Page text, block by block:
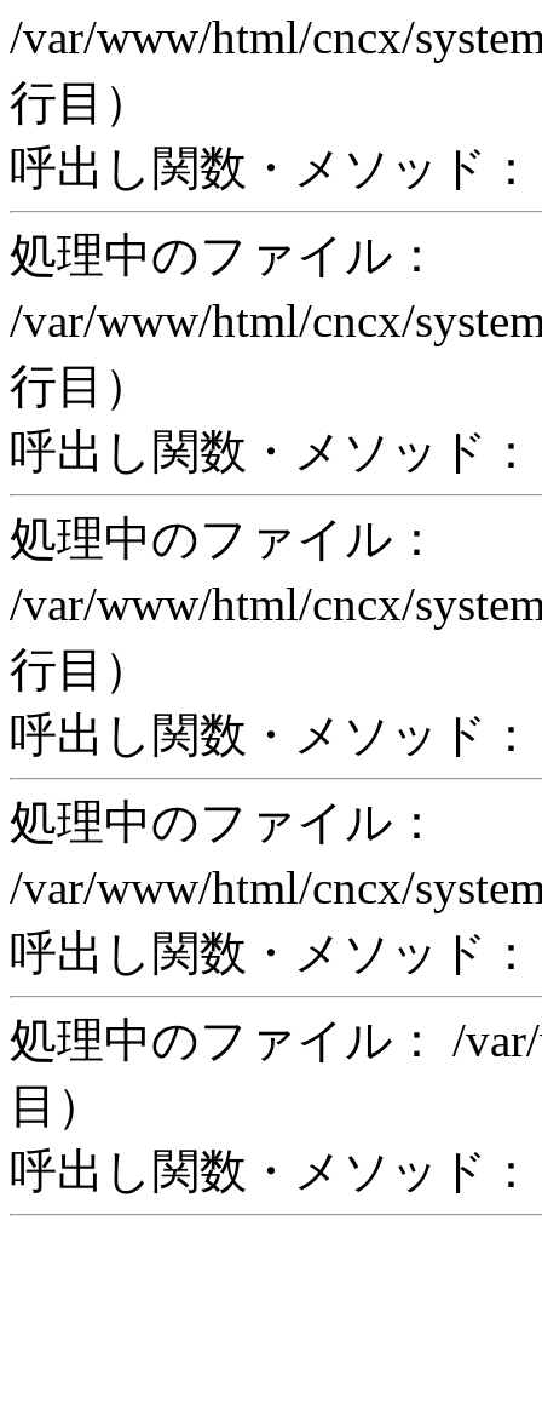
/var/www/html/cncx/
行目）
呼出し関数・メソッド：
処理中のファイル：
/var/www/html/cncx/
行目）
呼出し関数・メソッド：
処理中のファイル：
/var/www/html/cncx/
行目）
呼出し関数・メソッド：
処理中のファイル：
/var/www/html/cncx/
呼出し関数・メソッド：
処理中のファイル： /
目）
呼出し関数・メソッド：